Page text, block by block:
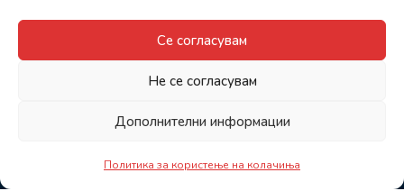
Се согласувам
Не се согласувам
Дополнителни информации
Политика за користење на колачиња